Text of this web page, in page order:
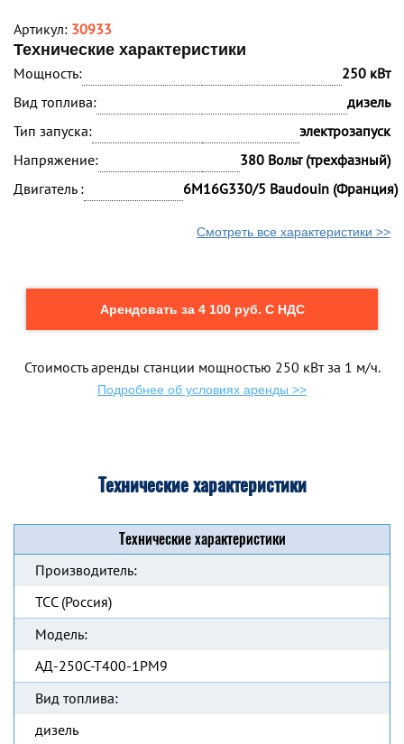
Артикул: 30933
Технические характеристики
Мощность:
250 кВт
Вид топлива:
дизель
Тип запуска:
электрозапуск
Напряжение:
380 Вольт (трехфазный)
Двигатель :
6M16G330/5 Baudouin (Франция)
Смотреть все характеристики >>
Арендовать за 4 100 руб. С НДС
Стоимость аренды станции мощностью 250 кВт за 1 м/ч.
Подробнее об условиях аренды >>
Технические характеристики
Технические характеристики
Производитель:
ТСС (Россия)
Модель:
АД-250С-Т400-1РМ9
Вид топлива:
дизель